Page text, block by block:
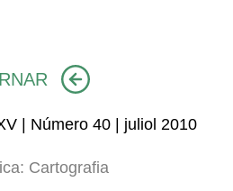
| Número 40 | juliol 2010
Cartografia